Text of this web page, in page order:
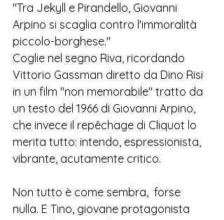
"Tra Jekyll e Pirandello, Giovanni
Arpino si scaglia contro l'immoralità
piccolo-borghese."
Coglie nel segno Riva, ricordando
Vittorio Gassman diretto da Dino Risi
in un film "non memorabile" tratto da
un testo del 1966 di Giovanni Arpino,
che invece il repêchage di Cliquot lo
merita tutto: intendo, espressionista,
vibrante, acutamente critico.
Non tutto è come sembra,  forse
nulla. E Tino, giovane protagonista